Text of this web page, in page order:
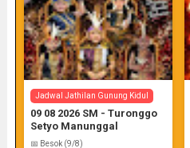
Jadwal Jathilan Sleman
08 08 2026 M - Klaras Anom
Sembrani
📅 Target: 8 (Post: 8/7)
Jadwal Jathilan Gunung Kidul
09 08 2026 SM - Turonggo
Setyo Manunggal
📅 Besok (9/8)